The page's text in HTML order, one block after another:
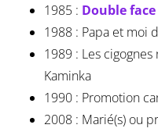
1985 : Double face
1988 : Papa et moi
1989 : Les
Kaminka
1990 : Promotion
2008 : Marié(s) ou